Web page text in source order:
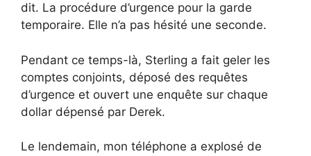
dit. La procédure d’urgence pour la garde
temporaire. Elle n’a pas hésité une seconde.
Pendant ce temps-là, Sterling a fait geler les
comptes conjoints, déposé des requêtes
d’urgence et ouvert une enquête sur chaque
dollar dépensé par Derek.
Le lendemain, mon téléphone a explosé de